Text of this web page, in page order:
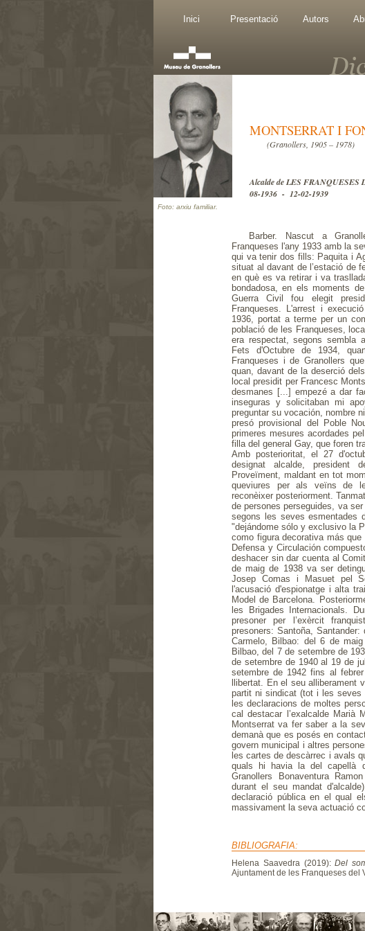
Inici Presentació Autors
MONTSERRAT I
(Granollers, 1905 – 1978)
Alcalde de LES FRANQUESES
08-1936 - 12-02-1939
Foto: arxiu familiar.
Barber. Nascut a
Franqueses l'any 1933 amb la
qui va tenir dos fills: Paquita i
situat al davant de l’estació de
en què es va retirar i va
bondadosa, en els moments
Guerra Civil fou elegit
Franqueses. L'arrest i
1936, portat a terme per un
població de les Franqueses,
era respectat, segons sembla
Fets d'Octubre de 1934,
Franqueses i de Granollers
quan, davant de la deserció
local presidit per Francesc
desmanes [...] empezé a dar
inseguras y solicitaban mi
preguntar su vocación, nombre
presó provisional del Poble
primeres mesures acordades
filla del general Gay, que foren
Amb posterioritat, el 27
designat alcalde, president
Proveïment, maldant en tot
queviures per als veïns de
reconèixer posteriorment.
de persones perseguides, va
segons les seves esmentades
"dejándome sólo y exclusivo la
como figura decorativa más
Defensa y Circulación
deshacer sin dar cuenta al
de maig de 1938 va ser
Josep Comas i Masuet pel
l'acusació d'espionatge i alta
Model de Barcelona.
les Brigades Internacionals.
presoner per l’exèrcit
presoners: Santoña,
Carmelo, Bilbao: del 6 de
Bilbao, del 7 de setembre de
de setembre de 1940 al 19 de
setembre de 1942 fins al
llibertat. En el seu alliberament
partit ni sindicat (tot i les
les declaracions de moltes
cal destacar l’exalcalde Marià
Montserrat va fer saber a la
demanà que es posés en
govern municipal i altres
les cartes de descàrrec i avals
quals hi havia la del capellà
Granollers Bonaventura
durant el seu mandat
declaració pública en el qual
massivament la seva actuació
BIBLIOGRAFIA:
Helena Saavedra (2019):Del
Ajuntament de les Franqueses del